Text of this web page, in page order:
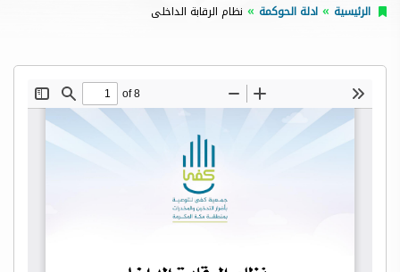
الرئيسية ادلة الحوكمة نظام الرقابة الداخلى